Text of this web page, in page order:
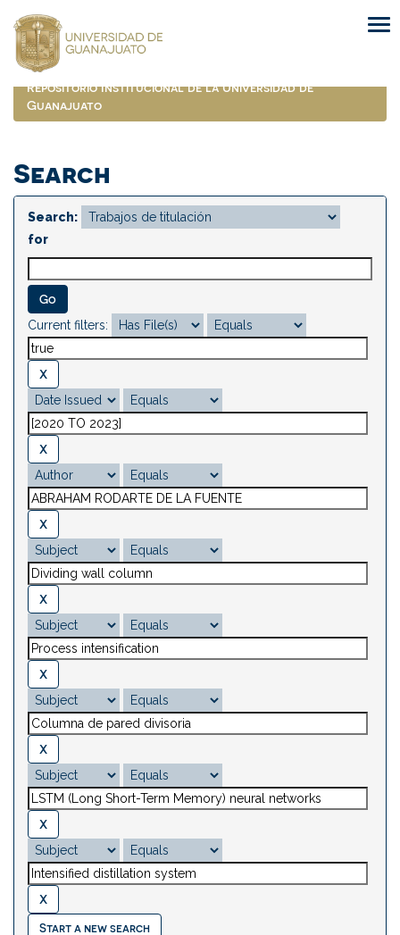
navigation
Repositorio Institucional de la Universidad de
Guanajuato
Search
Search:
for
Current filters:
Start a new search